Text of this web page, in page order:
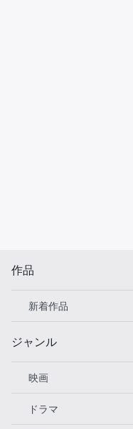
作品
新着作品
ジャンル
映画
ドラマ